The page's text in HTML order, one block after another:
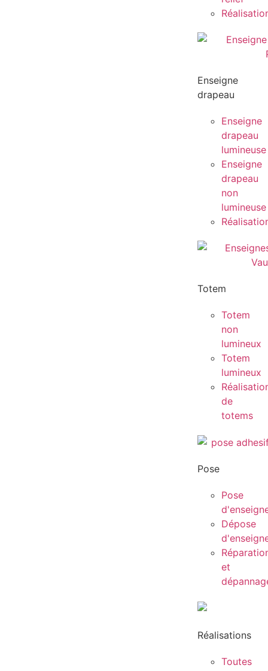
Enseigne
drapeau
Enseigne
drapeau
lumineuse
Enseigne
drapeau
non
lumineuse
Totem
Totem
non
lumineux
Totem
lumineux
de
totems
Pose
Pose
Dépose
et
Réalisations
Toutes